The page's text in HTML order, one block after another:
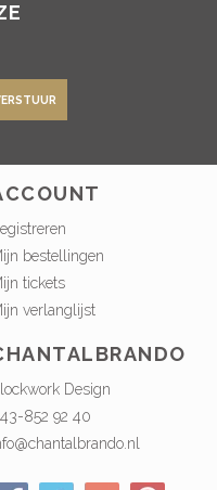
bestellingen
tickets
verlanglijst
Design
852 92 40